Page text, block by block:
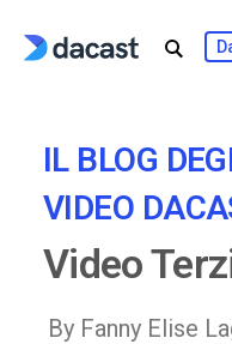
IL BLOG
VIDEO
Video
By Fanny Elise